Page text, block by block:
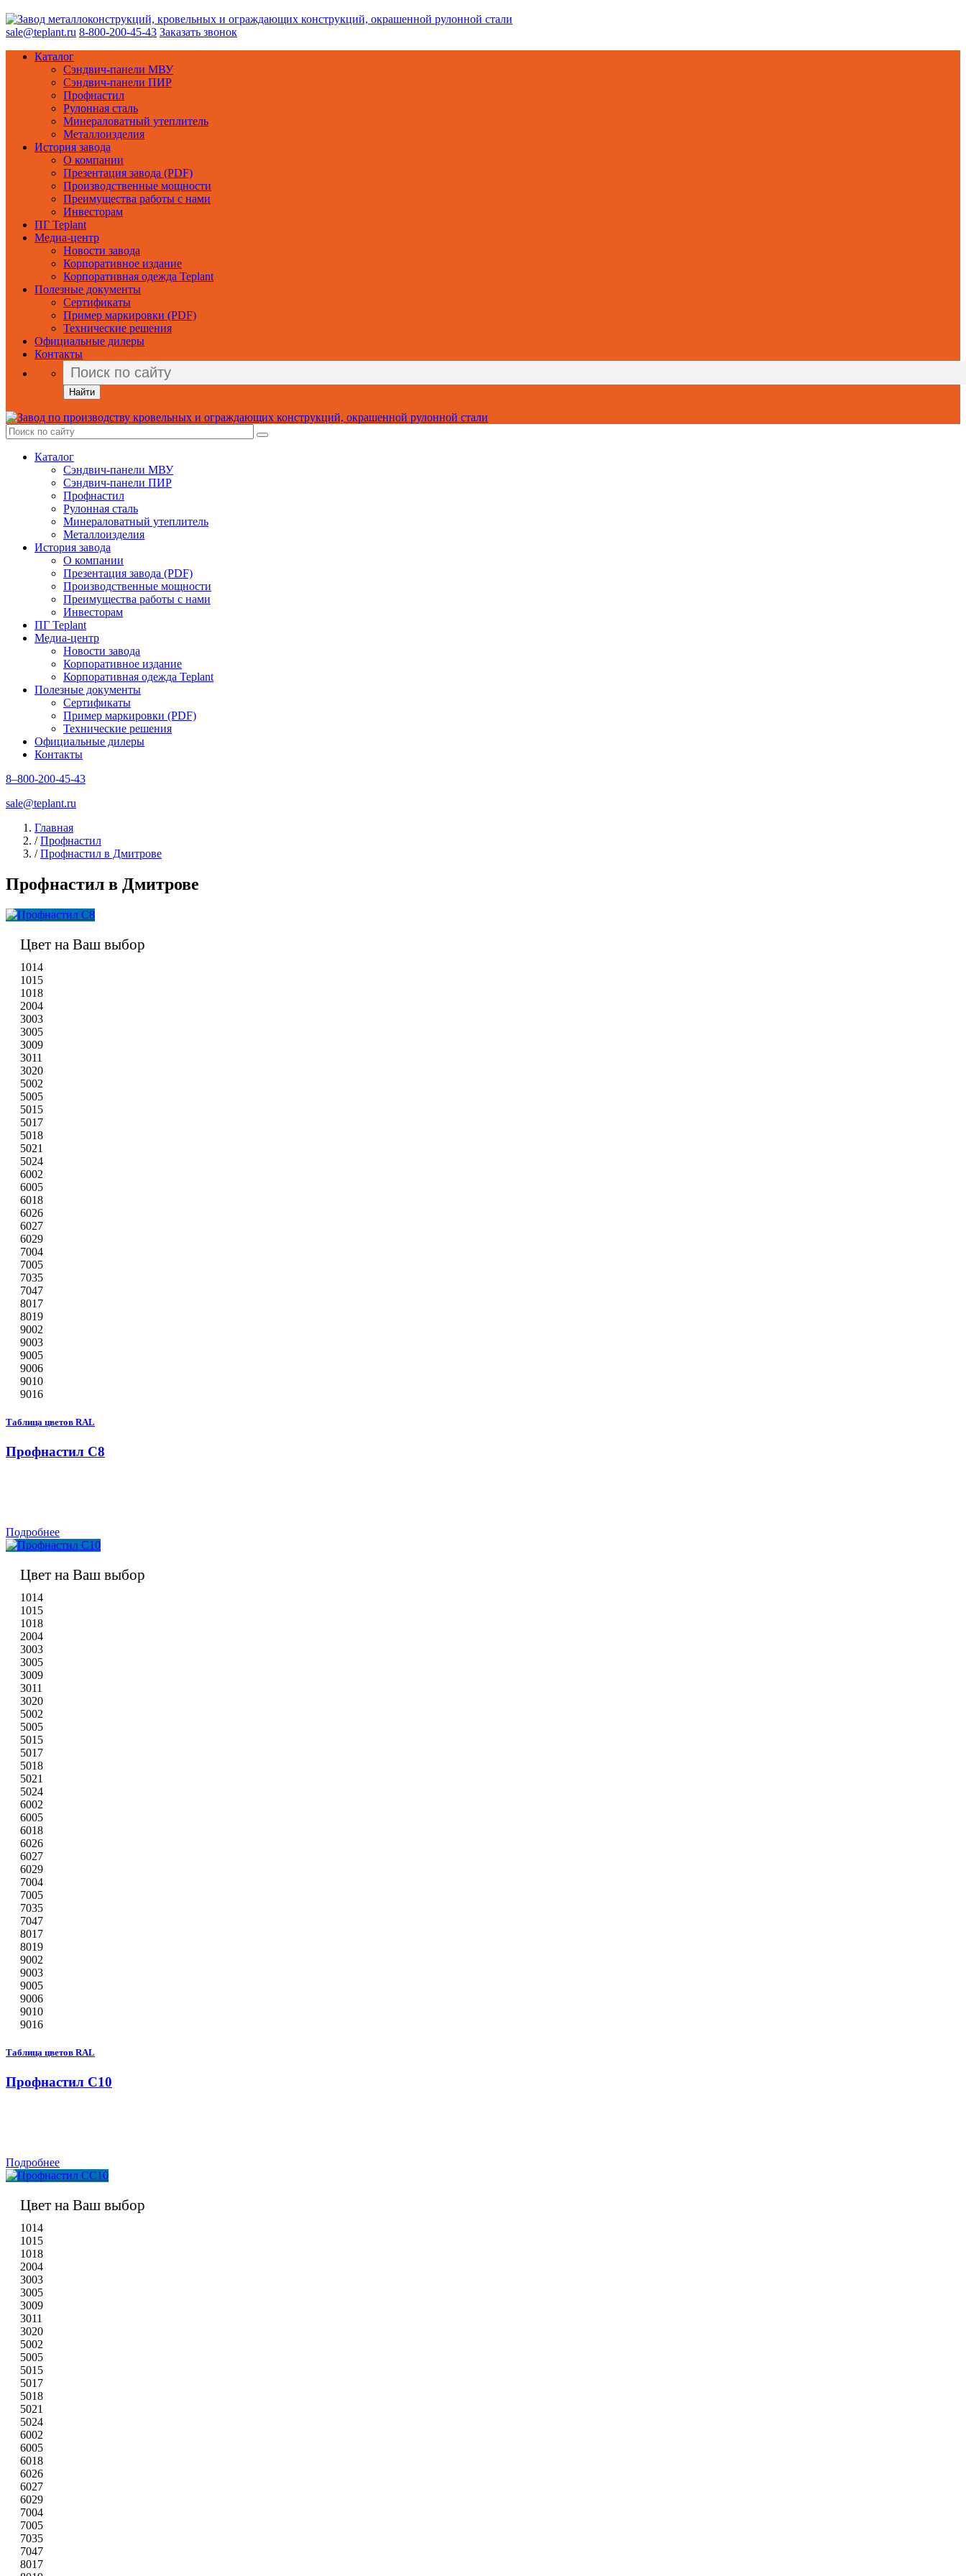
sale@teplant.ru 8-800-200-45-43 Заказать звонок
Каталог
Сэндвич-панели МВУ
Сэндвич-панели ПИР
Профнастил
Рулонная сталь
Минераловатный утеплитель
Металлоизделия
История завода
О компании
Презентация завода (PDF)
Производственные мощности
Преимущества работы с нами
Инвесторам
ПГ Teplant
Медиа-центр
Новости завода
Корпоративное издание
Корпоративная одежда Teplant
Полезные документы
Сертификаты
Пример маркировки (PDF)
Технические решения
Официальные дилеры
Контакты
Найти
Каталог
Сэндвич-панели МВУ
Сэндвич-панели ПИР
Профнастил
Рулонная сталь
Минераловатный утеплитель
Металлоизделия
История завода
О компании
Презентация завода (PDF)
Производственные мощности
Преимущества работы с нами
Инвесторам
ПГ Teplant
Медиа-центр
Новости завода
Корпоративное издание
Корпоративная одежда Teplant
Полезные документы
Сертификаты
Пример маркировки (PDF)
Технические решения
Официальные дилеры
Контакты
8–800-200-45-43
sale@teplant.ru
Главная
/ Профнастил
/ Профнастил в Дмитрове
Профнастил в Дмитрове
Цвет на Ваш выбор
1014
1015
1018
2004
3003
3005
3009
3011
3020
5002
5005
5015
5017
5018
5021
5024
6002
6005
6018
6026
6027
6029
7004
7005
7035
7047
8017
8019
9002
9003
9005
9006
9010
9016
Таблица цветов RAL
Профнастил С8
Подробнее
Цвет на Ваш выбор
1014
1015
1018
2004
3003
3005
3009
3011
3020
5002
5005
5015
5017
5018
5021
5024
6002
6005
6018
6026
6027
6029
7004
7005
7035
7047
8017
8019
9002
9003
9005
9006
9010
9016
Таблица цветов RAL
Профнастил С10
Подробнее
Цвет на Ваш выбор
1014
1015
1018
2004
3003
3005
3009
3011
3020
5002
5005
5015
5017
5018
5021
5024
6002
6005
6018
6026
6027
6029
7004
7005
7035
7047
8017